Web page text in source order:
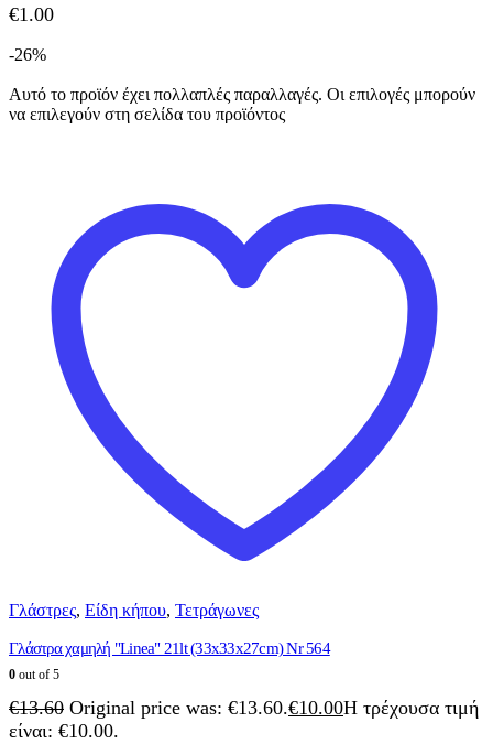
€1.00
-26%
Αυτό το προϊόν έχει πολλαπλές παραλλαγές. Οι επιλογές μπορούν
να επιλεγούν στη σελίδα του προϊόντος
Γλάστρες, Είδη κήπου, Τετράγωνες
Γλάστρα χαμηλή "Linea" 21lt (33x33x27cm) Nr 564
0 out of 5
€13.60 Original price was: €13.60.€10.00Η τρέχουσα τιμή
είναι: €10.00.